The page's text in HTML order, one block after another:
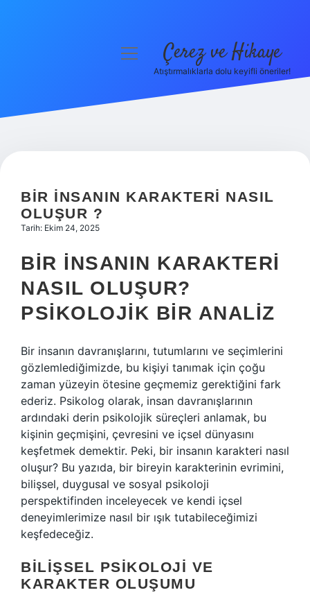
Hakkımızda
menüyü Çerez ve Hikaye
Atıştırmalıklarla dolu keyifli öneriler!
BIR INSANIN KARAKTERI NASIL
OLUŞUR ?
Tarih: Ekim 24, 2025
BIR İNSANIN KARAKTERI
NASIL OLUŞUR?
PSIKOLOJIK BIR ANALIZ
Bir insanın davranışlarını, tutumlarını ve seçimlerini
gözlemlediğimizde, bu kişiyi tanımak için çoğu
zaman yüzeyin ötesine geçmemiz gerektiğini fark
ederiz. Psikolog olarak, insan davranışlarının
ardındaki derin psikolojik süreçleri anlamak, bu
kişinin geçmişini, çevresini ve içsel dünyasını
keşfetmek demektir. Peki, bir insanın karakteri nasıl
oluşur? Bu yazıda, bir bireyin karakterinin evrimini,
bilişsel, duygusal ve sosyal psikoloji
perspektifinden inceleyecek ve kendi içsel
deneyimlerimize nasıl bir ışık tutabileceğimizi
keşfedeceğiz.
BILIŞSEL PSIKOLOJI VE
KARAKTER OLUŞUMU